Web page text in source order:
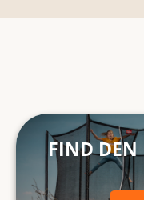
FIND DEN RETTE
FIND DEN